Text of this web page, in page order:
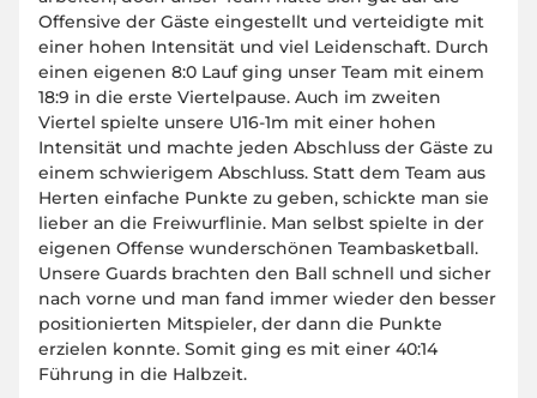
Offensive der Gäste eingestellt und verteidigte mit
einer hohen Intensität und viel Leidenschaft. Durch
einen eigenen 8:0 Lauf ging unser Team mit einem
18:9 in die erste Viertelpause. Auch im zweiten
Viertel spielte unsere U16-1m mit einer hohen
Intensität und machte jeden Abschluss der Gäste zu
einem schwierigem Abschluss. Statt dem Team aus
Herten einfache Punkte zu geben, schickte man sie
lieber an die Freiwurflinie. Man selbst spielte in der
eigenen Offense wunderschönen Teambasketball.
Unsere Guards brachten den Ball schnell und sicher
nach vorne und man fand immer wieder den besser
positionierten Mitspieler, der dann die Punkte
erzielen konnte. Somit ging es mit einer 40:14
Führung in die Halbzeit.